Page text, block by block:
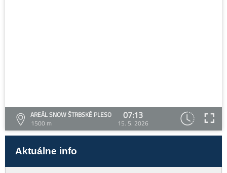
AREÁL SNOW ŠTRBSKÉ PLESO
1500 m
07:13
15. 5. 2026
Aktuálne info